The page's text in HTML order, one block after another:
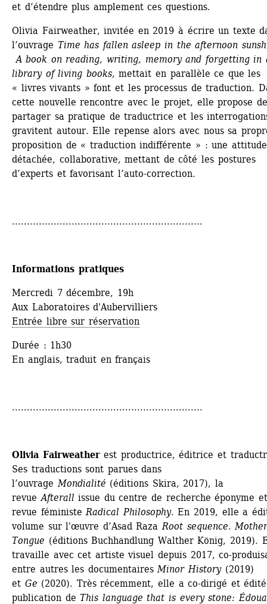
et d’étendre plus amplement ces questions.
Olivia Fairweather, invitée en 2019 à écrire un texte
l’ouvrage Time has fallen asleep in the afternoon
A book on reading, writing, memory and forgetting in
library of living books, mettait en parallèle ce que les
« livres vivants » font et les processus de traduction.
cette nouvelle rencontre avec le projet, elle propose de
partager sa pratique de traductrice et les
gravitent autour. Elle repense alors avec nous sa
proposition de « traduction indifférente » : une attitude
détachée, collaborative, mettant de côté les postures
d’experts et favorisant l’auto-correction.
................................................................
Informations pratiques
Mercredi 7 décembre, 19h
Aux Laboratoires d'Aubervilliers
Entrée libre sur réservation
Durée : 1h30
En anglais, traduit en français
................................................................
Olivia Fairweatherest productrice, éditrice et
Ses traductions sont parues dans
l’ouvrage Mondialité (éditions Skira, 2017), la
revue Afterall issue du centre de recherche éponyme
revue féministe Radical Philosophy. En 2019, elle a
volume sur l'œuvre d’Asad Raza Root sequence.
Tongue (éditions Buchhandlung Walther König, 2019).
travaille avec cet artiste visuel depuis 2017, co-
entre autres les documentaires Minor History(2019)
et Ge (2020). Très récemment, elle a co-dirigé et
publication de This language that is every stone: